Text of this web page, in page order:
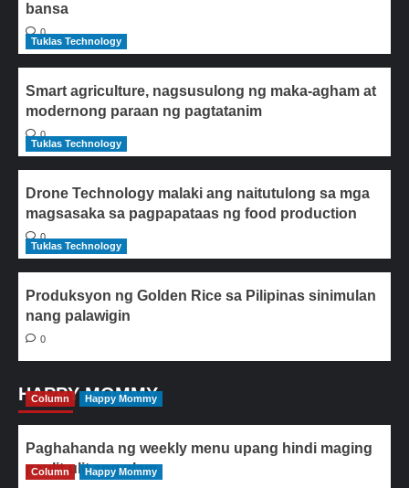
bansa
0
Tuklas Technology
Smart agriculture, nagsusulong ng maka-agham at
modernong paraan ng pagtatanim
0
Tuklas Technology
Drone Technology malaki ang naitutulong sa mga
magsasaka sa pagpapataas ng food production
0
Tuklas Technology
Produksyon ng Golden Rice sa Pilipinas sinimulan
nang palawigin
0
HAPPY MOMMY
Column Happy Mommy
Paghahanda ng weekly menu upang hindi maging
paulit-ulit ang ulam
Column Happy Mommy